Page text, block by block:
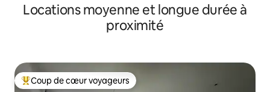
Locations moyenne et longue durée à
proximité
Coups de cœur voyageurs les plus appréciés
Coup de cœur voyageurs